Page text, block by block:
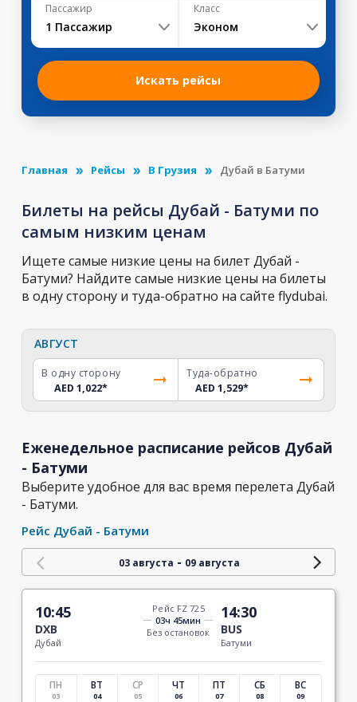
Пассажир
1 Пассажир
Класс
Эконом
Искать рейсы
Главная Рейсы В Грузия Дубай в Батуми
Билеты на рейсы Дубай - Батуми по
самым низким ценам
Ищете самые низкие цены на билет Дубай -
Батуми? Найдите самые низкие цены на билеты
в одну сторону и туда-обратно на сайте flydubai.
АВГУСТ
В одну сторону
AED 1,022*
Туда-обратно
AED 1,529*
Еженедельное расписание рейсов Дубай
- Батуми
Выберите удобное для вас время перелета Дубай
- Батуми.
Рейс Дубай - Батуми
03 августа - 09 августа
10:45
DXB
Дубай
Рейс FZ 725
03ч 45мин
Без остановок
14:30
BUS
Батуми
ПН
03
ВТ
04
СР
05
ЧТ
06
ПТ
07
СБ
08
ВС
09